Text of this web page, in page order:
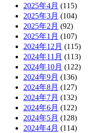
2025年4月 (115)
2025年3月 (104)
2025年2月 (92)
2025年1月 (107)
2024年12月 (115)
2024年11月 (113)
2024年10月 (122)
2024年9月 (136)
2024年8月 (127)
2024年7月 (132)
2024年6月 (122)
2024年5月 (128)
2024年4月 (114)